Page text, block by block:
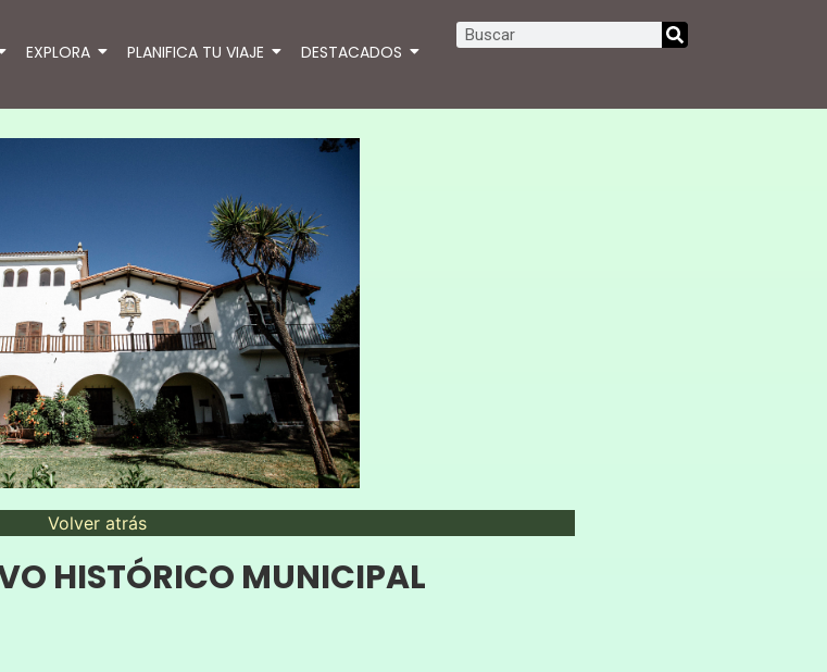
EXPLORA PLANIFICA TU VIAJE DESTACADOS
Volver atrás
HISTÓRICO MUNICIPAL